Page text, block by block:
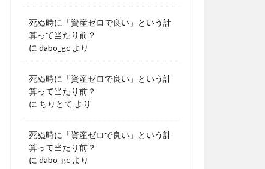
死ぬ時に「資産ゼロで良い」という計
算って当たり前？
に dabo_gc より
死ぬ時に「資産ゼロで良い」という計
算って当たり前？
に ちりとて より
死ぬ時に「資産ゼロで良い」という計
算って当たり前？
に dabo_gc より